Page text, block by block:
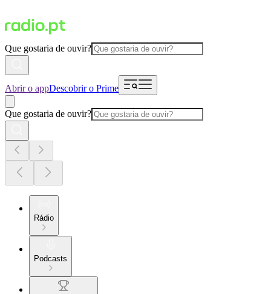
Que gostaria de ouvir?
Abrir o appDescobrir o Prime
Que gostaria de ouvir?
Rádio
Podcasts